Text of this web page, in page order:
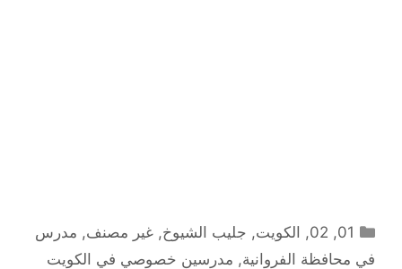
التصنيفات
01
,
02
, الكويت, جليب الشيوخ,غير مصنف, مدرس
في محافظة الفروانية, مدرسين خصوصي في الكويت